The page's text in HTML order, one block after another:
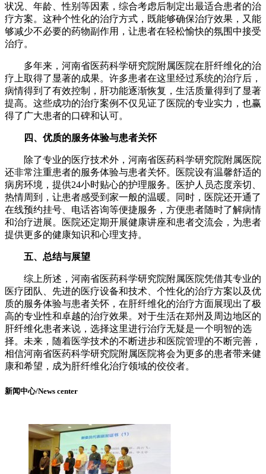
状况、年龄、性别等因素，综合考虑后制定出最适合患者的治
疗方案。这种个性化的治疗方式，既能够确保治疗效果，又能
够减少不必要的药物副作用，让患者在轻松愉快的氛围中接受
治疗。
多年来，河南省医药科学研究院附属医院在肝纤维化的治
疗上取得了显著的成果。许多患者在这里经过系统的治疗后，
病情得到了有效控制，肝功能逐渐恢复，生活质量得到了显著
提高。这些成功的治疗案例不仅见证了医院的专业实力，也赢
得了广大患者的口碑和认可。
四、优质的服务体验与患者关怀
除了专业的医疗技术外，河南省医药科学研究院附属医院
还非常注重患者的服务体验与患者关怀。医院设有温馨舒适的
病房环境，提供24小时贴心的护理服务。医护人员态度亲切、
热情周到，让患者感受到家一般的温暖。同时，医院还开通了
在线预约挂号、电话咨询等便捷服务，方便患者随时了解病情
和治疗进展。医院还定期开展健康讲座和患者交流会，为患者
提供更多的健康知识和心理支持。
五、总结与展望
综上所述，河南省医药科学研究院附属医院凭借其专业的
医疗团队、先进的医疗设备和技术、个性化的治疗方案以及优
质的服务体验与患者关怀，在肝纤维化的治疗方面展现出了极
高的专业性和卓越的治疗效果。对于生活在郑州及周边地区的
肝纤维化患者来说，选择这里进行治疗无疑是一个明智的选
择。未来，随着医学技术的不断进步和医院管理的不断完善，
相信河南省医药科学研究院附属医院将会为更多的患者带来健
康和希望，成为肝纤维化治疗领域的佼佼者。
新闻中心/News center